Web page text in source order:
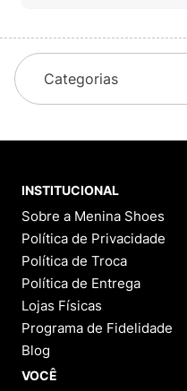
Categorias
INSTITUCIONAL
Sobre a Menina Shoes
Política de Privacidade
Política de Troca
Política de Entrega
Lojas Físicas
Programa de Fidelidade
Blog
VOCÊ